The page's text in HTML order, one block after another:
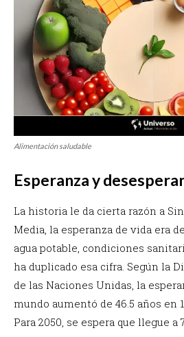
Alimentación saludable
Esperanza y
La historia le da cierta razón a
Media, la esperanza de vida era
agua potable, condiciones
ha duplicado esa cifra. Según la
de las Naciones Unidas, la
mundo aumentó de 46.5 años en
Para 2050, se espera que llegue a